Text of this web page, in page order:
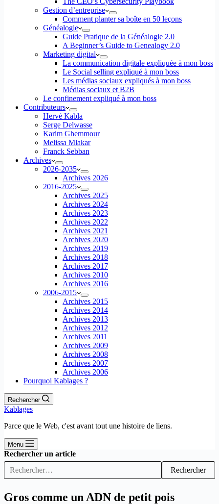
Gestion d’entreprise
Comment planter sa boîte en 50 leçons
Généalogie
Guide Pratique de la Généalogie 2.0
A Beginner’s Guide to Genealogy 2.0
Marketing digital
La communication digitale expliquée à mon boss
Le Social selling expliqué à mon boss
Les médias sociaux expliqués à mon boss
Médias sociaux et B2B
Le confinement expliqué à mon boss
Contributeurs
Hervé Kabla
Serge Delwasse
Karim Ghemmour
Melissa Mlakar
Franck Sebban
Archives
2026-2035
Archives 2026
2016-2025
Archives 2025
Archives 2024
Archives 2023
Archives 2022
Archives 2021
Archives 2020
Archives 2019
Archives 2018
Archives 2017
Archives 2010
Archives 2016
2006-2015
Archives 2015
Archives 2014
Archives 2013
Archives 2012
Archives 2011
Archives 2009
Archives 2008
Archives 2007
Archives 2006
Pourquoi Kablages ?
Rechercher
Kablages
Parce que le Web, c'est avant tout une histoire de liens.
Menu
Rechercher un article
Rechercher
Gros comme un ADN de petit pois